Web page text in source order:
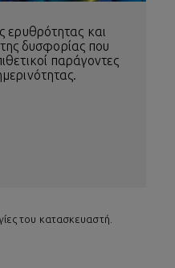
ερυθρότητας και
δυσφορίας που
παράγοντες
του κατασκευαστή.